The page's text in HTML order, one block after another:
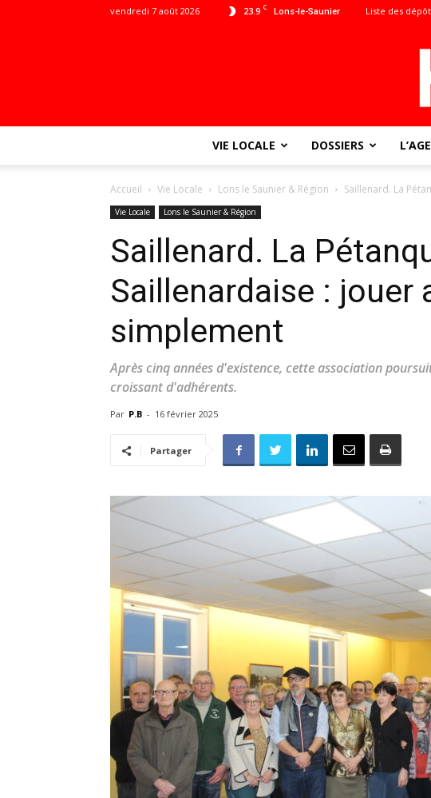
23.9 C Lons-le-Saunier
vendredi 7 août 2026 Liste des
VIE LOCALE DOSSIERS
Accueil Vie Locale Lons le Saunier & Région Saillenard. La
Vie Locale Lons le Saunier & Région
Saillenard. La
Saillenardaise : jouer
simplement
Après cinq années d'existence, cette association
croissant d'adhérents.
Par P.B - 16 février 2025
Partager